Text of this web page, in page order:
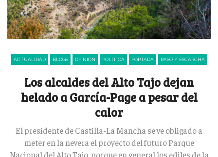
ACTUALIDAD BLOGS OPINIÓN POLÍTICA PORTADA RASO Y ESCARCHA
Los alcaldes del Alto Tajo dejan
helado a García-Page a pesar del
calor
El presidente de Castilla-La Mancha se ve obligado a
meter en la nevera el proyecto del futuro Parque
Nacional del Alto Tajo, porque en general los ediles de la